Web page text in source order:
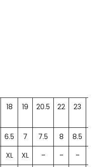
18 19 20.5 22 23
6.5 7 7.5 8 8.5
XL XL – – –